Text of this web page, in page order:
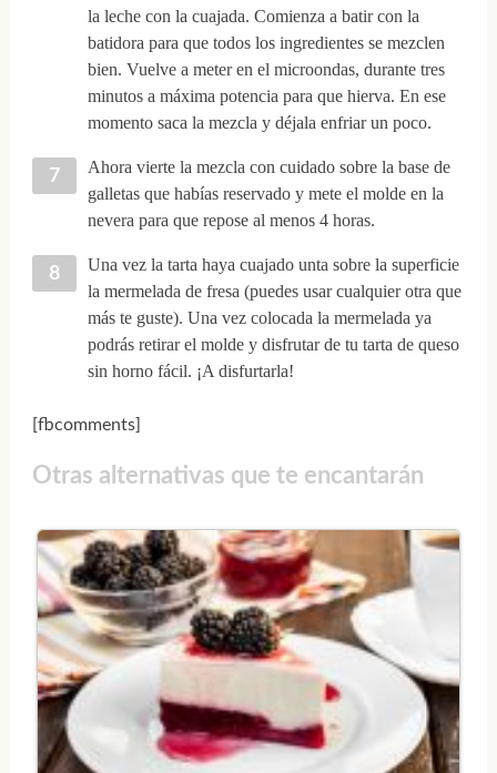
la leche con la cuajada. Comienza a batir con la
batidora para que todos los ingredientes se mezclen
bien. Vuelve a meter en el microondas, durante tres
minutos a máxima potencia para que hierva. En ese
momento saca la mezcla y déjala enfriar un poco.
Ahora vierte la mezcla con cuidado sobre la base de
galletas que habías reservado y mete el molde en la
nevera para que repose al menos 4 horas.
Una vez la tarta haya cuajado unta sobre la superficie
la mermelada de fresa (puedes usar cualquier otra que
más te guste). Una vez colocada la mermelada ya
podrás retirar el molde y disfrutar de tu tarta de queso
sin horno fácil. ¡A disfurtarla!
[fbcomments]
Otras alternativas que te encantarán